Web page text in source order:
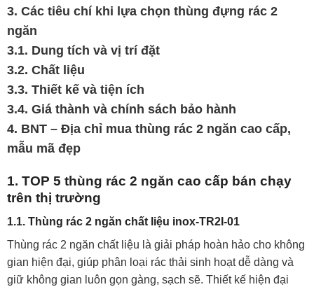
3. Các tiêu chí khi lựa chọn thùng đựng rác 2
ngăn
3.1. Dung tích và vị trí đặt
3.2. Chất liệu
3.3. Thiết kế và tiện ích
3.4. Giá thành và chính sách bảo hành
4. BNT – Địa chỉ mua thùng rác 2 ngăn cao cấp,
mẫu mã đẹp
1. TOP 5 thùng rác 2 ngăn cao cấp bán chạy
trên thị trường
1.1. Thùng rác 2 ngăn chất liệu inox-TR2I-01
Thùng rác 2 ngăn chất liệu là giải pháp hoàn hảo cho không
gian hiện đại, giúp phân loại rác thải sinh hoạt dễ dàng và
giữ không gian luôn gọn gàng, sạch sẽ. Thiết kế hiện đại